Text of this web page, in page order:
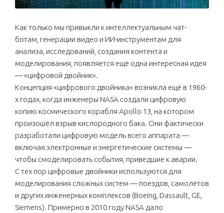
Как только мы привыкли к интеллектуальным чат-
ботам, генерации видео и ИИ-инструментам для
анализа, исследований, создания контента и
моделирования, появляется ещё одна интересная идея
— «цифровой двойник».
Концепция «цифрового двойника» возникла ещё в 1960-
х годах, когда инженеры NASA создали цифровую
копию космического корабля Apollo 13, на котором
произошёл взрыв кислородного бака. Они фактически
разработали цифровую модель всего аппарата —
включая электронные и энергетические системы —
чтобы смоделировать события, приведшие к аварии.
С тех пор цифровые двойники используются для
моделирования сложных систем — поездов, самолётов
и других инженерных комплексов (Boeing, Dassault, GE,
Siemens). Примерно в 2010 году NASA дало